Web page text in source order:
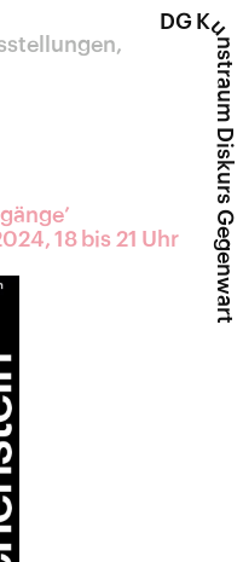
DG Ku
nstraum Diskurs Gegenwart
18 bis 21 Uhr